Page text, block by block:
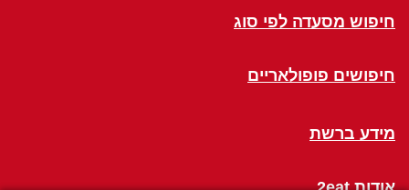
חיפוש מסעדה לפי סוג
חיפושים פופולאריים
מידע ברשת